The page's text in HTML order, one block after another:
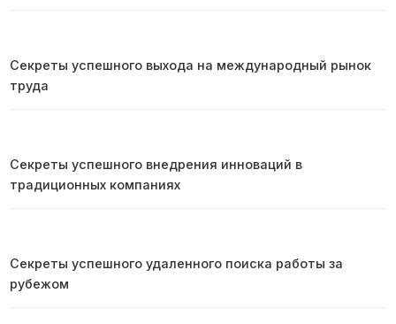
Секреты успешного выхода на международный рынок
труда
Секреты успешного внедрения инноваций в
традиционных компаниях
Секреты успешного удаленного поиска работы за
рубежом